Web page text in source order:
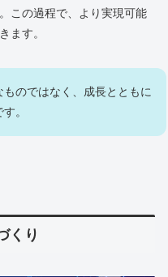
この過程で、より実現可能
ます。
ものではなく、成長とともに
。
くり